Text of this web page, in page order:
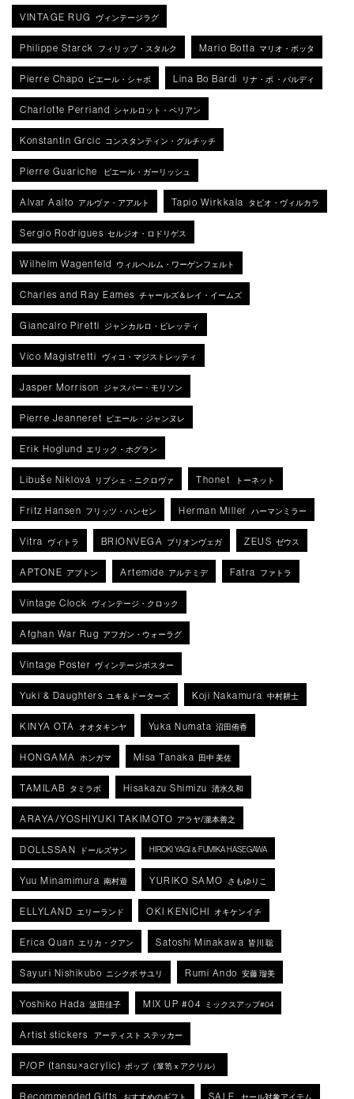
VINTAGE RUG ヴィンテージラグ
Philippe Starck フィリップ・スタルク Mario Botta マリオ・ボッタ
Pierre Chapo ピエール・シャポ Lina Bo Bardi リナ・ボ ・バルディ
Charlotte Perriand シャルロット・ペリアン
Konstantin Grcic コンスタンティン・グルチッチ
Pierre Guariche ピエール・ガーリッシュ
Alvar Aalto アルヴァ・アアルト Tapio Wirkkala タピオ・ヴィルカラ
Sergio Rodrigues セルジオ・ロドリゲス
Wilhelm Wagenfeld ウィルヘルム・ワーゲンフェルト
Charles and Ray Eames チャールズ＆レイ・イームズ
Giancalro Piretti ジャンカルロ・ピレッティ
Vico Magistretti ヴィコ・マジストレッティ
Jasper Morrison ジャスパー・モリソン
Pierre Jeanneret ピエール・ジャンヌレ
Erik Hoglund エリック・ホグラン
Libuše Niklová リブシェ・ニクロヴァ Thonet トーネット
Fritz Hansen フリッツ・ハンセン Herman Miller ハーマンミラー
Vitra ヴィトラ BRIONVEGA ブリオンヴェガ ZEUS ゼウス
APTONE アプトン Artemide アルテミデ Fatra ファトラ
Vintage Clock ヴィンテージ・クロック
Afghan War Rug アフガン・ウォーラグ
Vintage Poster ヴィンテージポスター
Yuki & Daughters ユキ＆ドーターズ Koji Nakamura 中村耕士
KINYA OTA オオタキンヤ Yuka Numata 沼田侑香
HONGAMA ホンガマ Misa Tanaka 田中 美佐
TAMILAB タミラボ Hisakazu Shimizu 清水久和
ARAYA/YOSHIYUKI TAKIMOTO アラヤ/瀧本善之
DOLLSSAN ドールズサン HIROKI YAGI & FUMIKA HASEGAWA
Yuu Minamimura 南村遊 YURIKO SAMO さもゆりこ
ELLYLAND エリーランド OKI KENICHI オキケンイチ
Erica Quan エリカ・クアン Satoshi Minakawa 皆川 聡
Sayuri Nishikubo ニシクボ サユリ Rumi Ando 安藤 瑠美
Yoshiko Hada 波田佳子 MIX UP #04 ミックスアップ#04
Artist stickers アーティスト ステッカー
P/OP (tansu×acrylic) ポップ（箪笥ｘアクリル）
Recommended Gifts SALE